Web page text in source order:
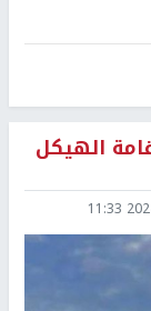
الهيكل